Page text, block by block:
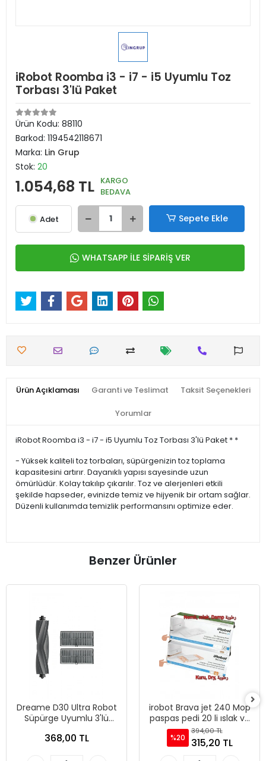
iRobot Roomba i3 - i7 - i5 Uyumlu Toz
Torbası 3'lü Paket
Ürün Kodu: 88110
Barkod: 1194542118671
Marka: Lin Grup
Stok: 20
1.054,68 TL KARGO
BEDAVA
Adet Sepete Ekle
WHATSAPP İLE SİPARİŞ VER
Ürün Açıklaması Garanti ve Teslimat Taksit Seçenekleri
Yorumlar
iRobot Roomba i3 - i7 - i5 Uyumlu Toz Torbası 3'lü Paket * *
- Yüksek kaliteli toz torbaları, süpürgenizin toz toplama
kapasitesini artırır. Dayanıklı yapısı sayesinde uzun
ömürlüdür. Kolay takılıp çıkarılır. Toz ve alerjenleri etkili
şekilde hapseder, evinizde temiz ve hijyenik bir ortam sağlar.
Düzenli kullanımda temizlik performansını optimize eder.
Benzer Ürünler
Dreame D30 Ultra Robot
Süpürge Uyumlu 3'lü
368,00 TL
irobot Brava jet 240 Mop
paspas pedi 20 li ıslak ve
kuru
%20
394,00 TL
315,20 TL